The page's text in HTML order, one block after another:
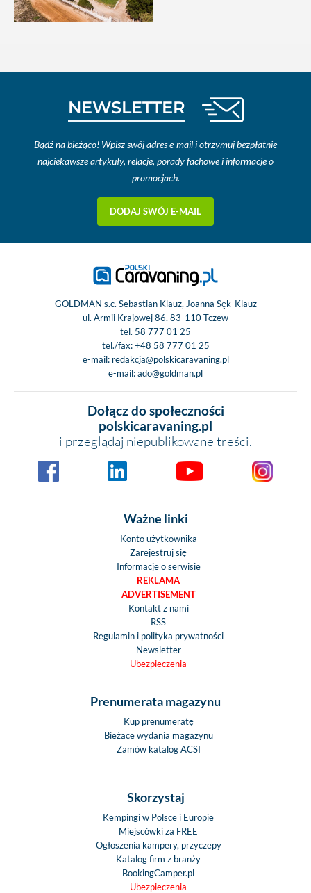
NEWSLETTER
Bądź na bieżąco! Wpisz swój adres e-mail i otrzymuj bezpłatnie
najciekawsze artykuły, relacje, porady fachowe i informacje o
promocjach.
DODAJ SWÓJ E-MAIL
GOLDMAN s.c. Sebastian Klauz, Joanna Sęk-Klauz
ul. Armii Krajowej 86, 83-110 Tczew
tel. 58 777 01 25
tel./fax:+48 58 777 01 25
e-mail: redakcja@polskicaravaning.pl
e-mail:ado@goldman.pl
Dołącz do społeczności
polskicaravaning.pl
i przeglądaj niepublikowane treści.
Ważne linki
Konto użytkownika
Zarejestruj się
Informacje o serwisie
REKLAMA
ADVERTISEMENT
Kontakt z nami
RSS
Regulamin i polityka prywatności
Newsletter
Ubezpieczenia
Prenumerata magazynu
Kup prenumeratę
Bieżace wydania magazynu
Zamów katalog ACSI
Skorzystaj
Kempingi w Polsce i Europie
Miejscówki za FREE
Ogłoszenia kampery, przyczepy
Katalog firm z branży
BookingCamper.pl
Ubezpieczenia